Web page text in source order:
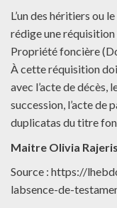
L’un des héritiers ou
rédige une réquisition
Propriété foncière
À cette réquisition
avec l’acte de
succession, l’acte de
duplicatas du titre
Maitre Olivia
Source : https://
labsence-de-